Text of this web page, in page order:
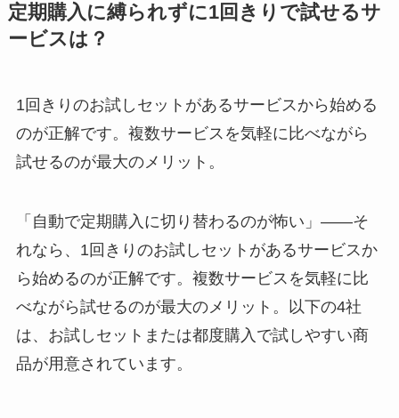
定期購入に縛られずに1回きりで試せるサ
ービスは？
1回きりのお試しセットがあるサービスから始める
のが正解です。複数サービスを気軽に比べながら
試せるのが最大のメリット。
「自動で定期購入に切り替わるのが怖い」——そ
れなら、1回きりのお試しセットがあるサービスか
ら始めるのが正解です。複数サービスを気軽に比
べながら試せるのが最大のメリット。以下の4社
は、お試しセットまたは都度購入で試しやすい商
品が用意されています。